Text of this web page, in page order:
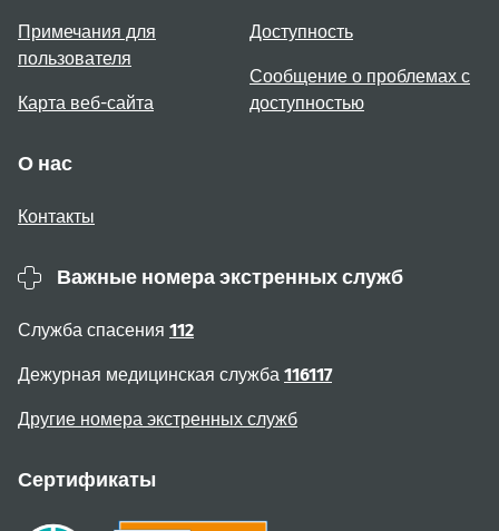
Примечания для
пользователя
Карта веб-сайта
Доступность
Сообщение о проблемах с
доступностью
О нас
Контакты
Важные номера экстренных служб
Служба спасения 112
Дежурная медицинская служба 116117
Другие номера экстренных служб
Сертификаты